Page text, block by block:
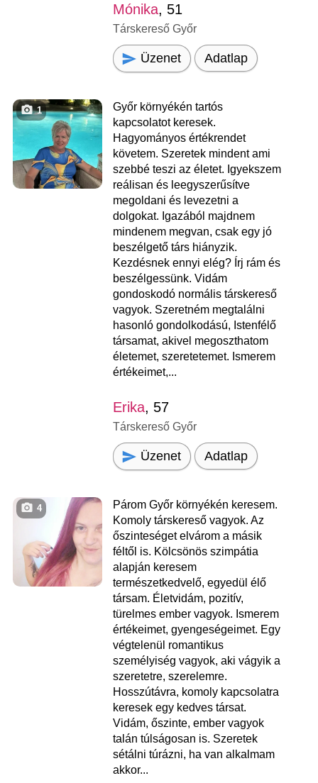
Mónika, 51
Társkereső Győr
Üzenet Adatlap
1
Győr környékén tartós
kapcsolatot keresek.
Hagyományos értékrendet
követem. Szeretek mindent ami
szebbé teszi az életet. Igyekszem
reálisan és leegyszerűsítve
megoldani és levezetni a
dolgokat. Igazából majdnem
mindenem megvan, csak egy jó
beszélgető társ hiányzik.
Kezdésnek ennyi elég? Írj rám és
beszélgessünk. Vidám
gondoskodó normális társkereső
vagyok. Szeretném megtalálni
hasonló gondolkodású, Istenfélő
társamat, akivel megoszthatom
életemet, szeretetemet. Ismerem
értékeimet,...
Erika, 57
Társkereső Győr
Üzenet Adatlap
4
Párom Győr környékén keresem.
Komoly társkereső vagyok. Az
őszinteséget elvárom a másik
féltől is. Kölcsönös szimpátia
alapján keresem
természetkedvelő, egyedül élő
társam. Életvidám, pozitív,
türelmes ember vagyok. Ismerem
értékeimet, gyengeségeimet. Egy
végtelenül romantikus
személyiség vagyok, aki vágyik a
szeretetre, szerelemre.
Hosszútávra, komoly kapcsolatra
keresek egy kedves társat.
Vidám, őszinte, ember vagyok
talán túlságosan is. Szeretek
sétálni túrázni, ha van alkalmam
akkor...